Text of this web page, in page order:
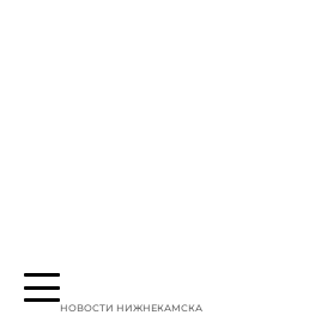
НОВОСТИ НИЖНЕКАМСКА